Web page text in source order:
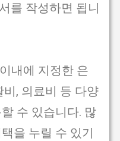
를 작성하면 됩니
내에 지정한 은
, 의료비 등 다양
수 있습니다. 많
을 누릴 수 있기